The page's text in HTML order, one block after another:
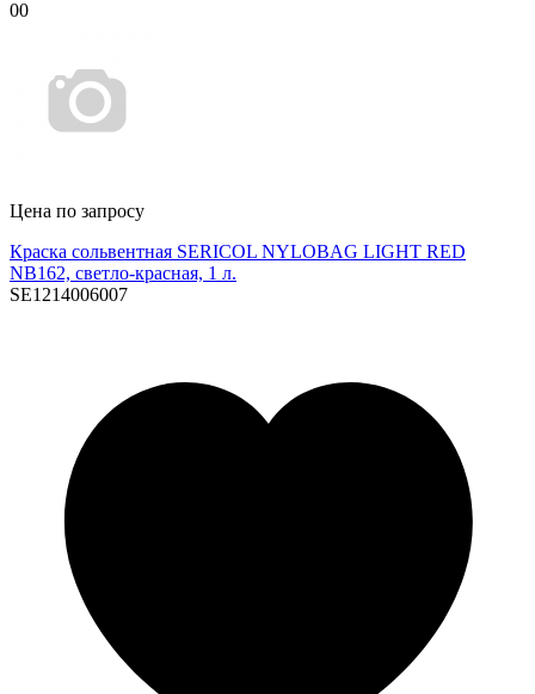
00
Цена по запросу
Краска сольвентная SERICOL NYLOBAG LIGHT RED
NB162, светло-красная, 1 л.
SE1214006007